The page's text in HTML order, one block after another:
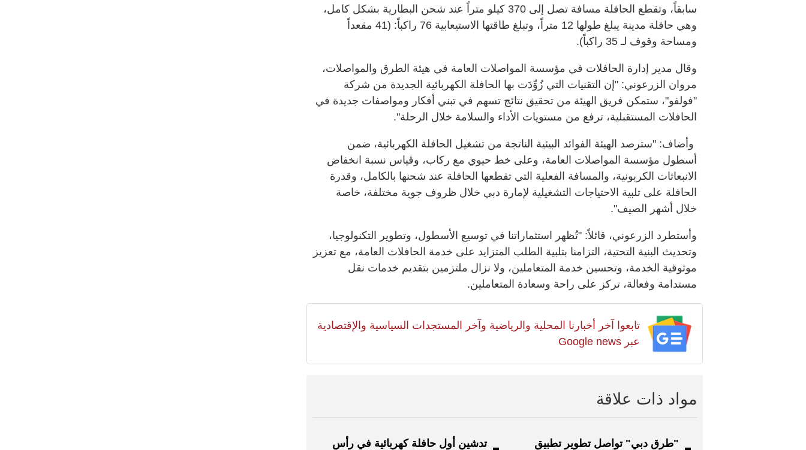
سابقاً، وتقطع الحافلة مسافة تصل إلى 370 كيلو متراً عند شحن البطارية بشكل كامل،
وهي حافلة مدينة يبلغ طولها 12 متراً، وتبلغ طاقتها الاستيعابية 76 راكباً: (41 مقعداً
ومساحة وقوف لـ 35 راكباً).
وقال مدير إدارة الحافلات في مؤسسة المواصلات العامة في هيئة الطرق والمواصلات،
مروان الزرعوني: "إن التقنيات التي زُوِّدَت بها الحافلة الكهربائية الجديدة من شركة
"فولفو"، ستمكن فريق الهيئة من تحقيق نتائج تسهم في تبني أفكار ومواصفات جديدة في
الحافلات المستقبلية، ترفع من مستويات الأداء والسلامة خلال الرحلة".
وأضاف: "سترصد الهيئة الفوائد البيئية الناتجة من تشغيل الحافلة الكهربائية، ضمن
أسطول مؤسسة المواصلات العامة، وعلى خط حيوي مع ركاب، وقياس نسبة انخفاض
الانبعاثات الكربونية، والمسافة الفعلية التي تقطعها الحافلة عند شحنها بالكامل، وقدرة
الحافلة على تلبية الاحتياجات التشغيلية لإمارة دبي خلال ظروف جوية مختلفة، خاصة
خلال أشهر الصيف".
وأستطرد الزرعوني، قائلاً: "تُظهر استثماراتنا في توسيع الأسطول، وتطوير التكنولوجيا،
وتحديث البنية التحتية، التزامنا بتلبية الطلب المتزايد على خدمة الحافلات العامة، مع تعزيز
موثوقية الخدمة، وتحسين خدمة المتعاملين، ولا نزال ملتزمين بتقديم خدمات نقل
مستدامة وفعالة، تركز على راحة وسعادة المتعاملين.
تابعوا آخر أخبارنا المحلية والرياضية وآخر المستجدات السياسية والإقتصادية
عبر Google news
مواد ذات علاقة
"طرق دبي" تواصل تطوير تطبيق
تدشين أول حافلة كهربائية في رأس